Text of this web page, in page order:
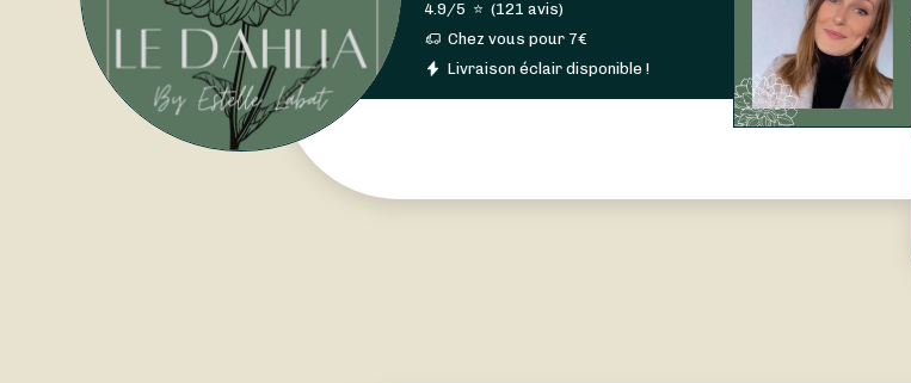
4.9/5 ⭐ (121 avis)
Chez vous pour 7€
Livraison éclair disponible !